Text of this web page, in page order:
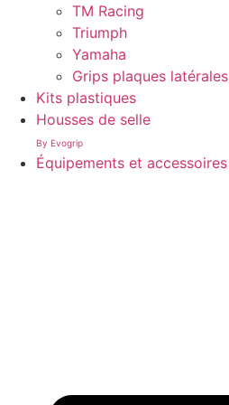
TM Racing
Triumph
Yamaha
Grips plaques latérales
Kits plastiques
Housses de selle
By Evogrip
Équipements et accessoires